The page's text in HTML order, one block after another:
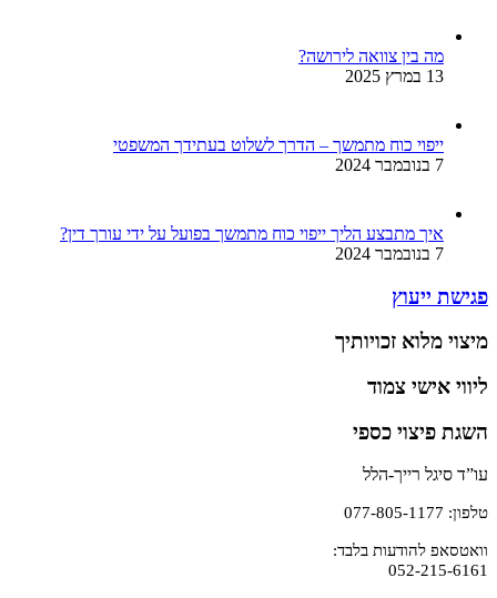
מה בין צוואה לירושה?
13 במרץ 2025
ייפוי כוח מתמשך – הדרך לשלוט בעתידך המשפטי
7 בנובמבר 2024
איך מתבצע הליך ייפוי כוח מתמשך בפועל על ידי עורך דין?
7 בנובמבר 2024
פגישת ייעוץ
מיצוי מלוא זכויותיך
ליווי אישי צמוד
השגת פיצוי כספי
עו”ד סיגל רייך-הלל
טלפון: 077-805-1177
וואטסאפ להודעות בלבד:
052-215-6161